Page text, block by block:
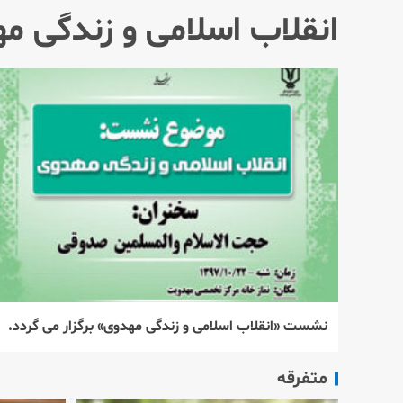
انقلاب اسلامی و زندگی
نشست «انقلاب اسلامی و زندگی مهدوی» برگزار می گردد.
متفرقه